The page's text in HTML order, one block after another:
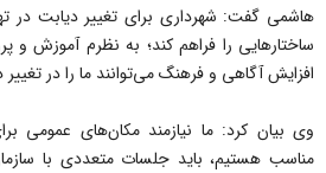
هاشمی گفت: شهرداری برای تغییر دیابت در
ساختار‌هایی را فراهم کند؛ به نظرم آموزش و
افزایش آگاهی و فرهنگ می‌توانند ما را در
وی بیان کرد: ما نیازمند مکان‌های عمومی
مناسب هستیم، باید جلسات متعددی با